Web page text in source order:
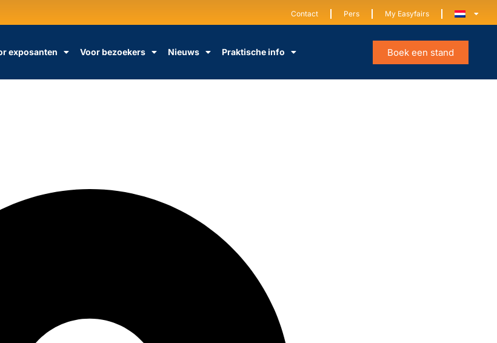
Contact Pers My Easyfairs
exposanten Voor bezoekers Nieuws Praktische info Boek een stand